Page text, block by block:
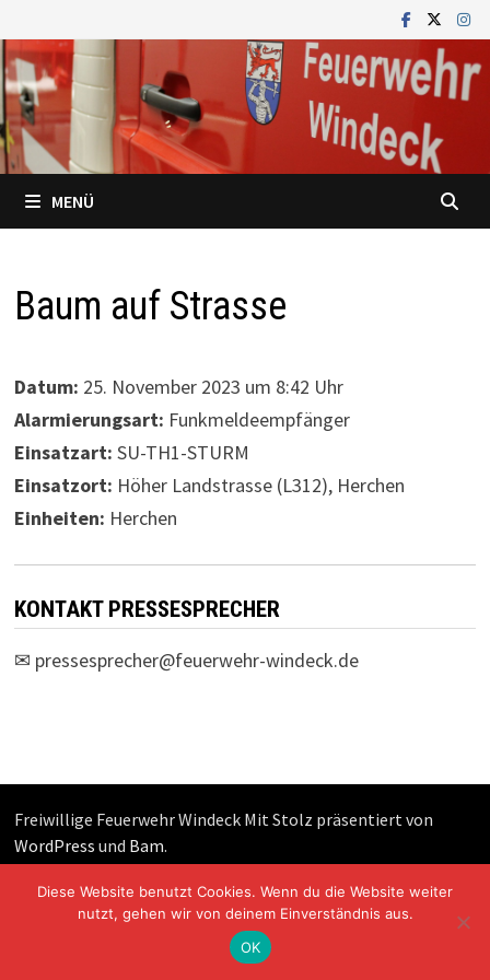
Inhalt
springen
MENÜ
Baum auf Strasse
Datum: 25. November 2023 um 8:42 Uhr
Alarmierungsart: Funkmeldeempfänger
Einsatzart: SU-TH1-STURM
Einsatzort: Höher Landstrasse (L312), Herchen
Einheiten: Herchen
KONTAKT PRESSESPRECHER
✉ pressesprecher@feuerwehr-windeck.de
Freiwillige Feuerwehr Windeck Mit Stolz präsentiert von
WordPress und Bam.
Diese Website benutzt Cookies. Wenn du die Website weiter
nutzt, gehen wir von deinem Einverständnis aus.
OK